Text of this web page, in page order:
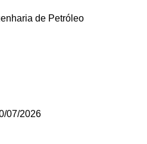
de Petróleo
07/2026